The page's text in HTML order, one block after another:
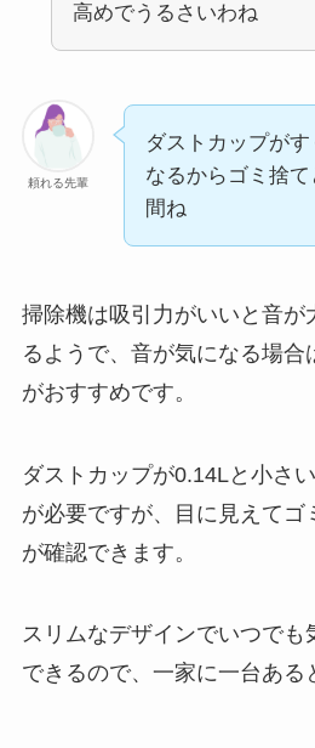
高めでうるさいわね
頼れる先輩
ダストカップが
なるからゴミ捨
間ね
掃除機は吸引力がいいと音が
るようで、音が気になる場合
がおすすめです。
ダストカップが0.14Lと小さ
が必要ですが、目に見えてゴ
が確認できます。
スリムなデザインでいつでも
できるので、一家に一台ある